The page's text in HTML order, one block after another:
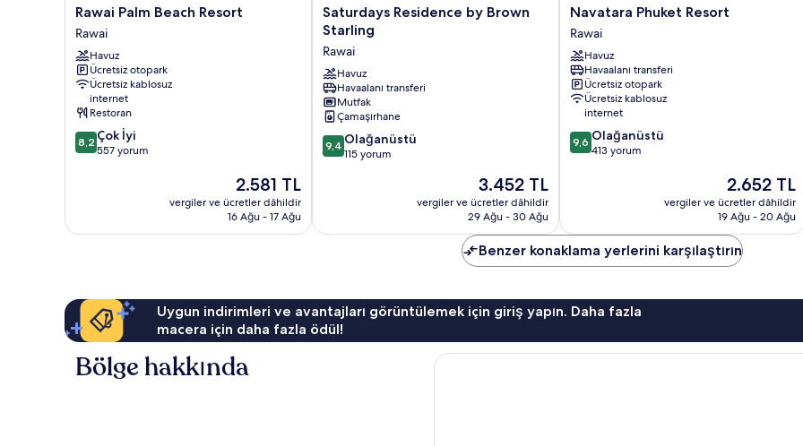
Rawai
Palm
Beach
Resort
Rawai
Rawai Palm Beach Resort
Rawai
Havuz
Ücretsiz otopark
Ücretsiz kablosuz
internet
Restoran
10
üzerinden
yorum
8,2 Çok İyi
557 yorum
Güncel
fiyat:
2.581 TL
2.581 TL
vergiler ve ücretler dâhildir
16 Ağu - 17 Ağu
Saturdays
Residence
Brown
Starling
Rawai
Saturdays Residence by Brown
Starling
Rawai
Havuz
Havaalanı transferi
Mutfak
Çamaşırhane
10
üzerinden
9,4 Olağanüstü
115 yorum
Güncel
fiyat:
3.452 TL
3.452 TL
vergiler ve ücretler dâhildir
29 Ağu - 30 Ağu
Navatara
Phuket
Resort
Rawai
Navatara Phuket Resort
Rawai
Havuz
Havaalanı transferi
Ücretsiz otopark
Ücretsiz kablosuz
internet
10
üzerinden
9,6 Olağanüstü
413 yorum
Güncel
fiyat:
2.652 TL
2.652 TL
vergiler ve ücretler dâhildir
19 Ağu - 20 Ağu
Benzer konaklama yerlerini karşılaştırın
Uygun indirimleri ve avantajları görüntülemek için giriş yapın. Daha fazla
macera için daha fazla ödül!
Bölge hakkında